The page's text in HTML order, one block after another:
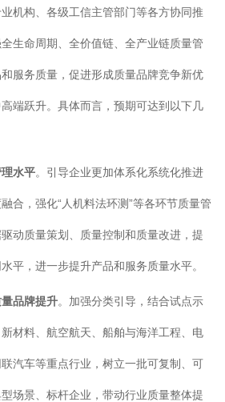
机构、各级工信主管部门等各方协同推
生命周期、全价值链、全产业链质量管
服务质量，促进形成质量品牌竞争新优
端跃升。具体而言，预期可达到以下几
水平。引导企业更加体系化系统化推进
合，强化“人机料法环测”等各环节质量管
动质量策划、质量控制和质量改进，提
平，进一步提升产品和服务质量水平。
品牌提升。加强分类引导，结合试点示
材料、航空航天、船舶与海洋工程、电
汽车等重点行业，树立一批可复制、可
场景、标杆企业，带动行业质量整体提